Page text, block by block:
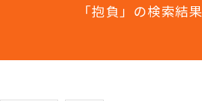
「抱負」の検索結果